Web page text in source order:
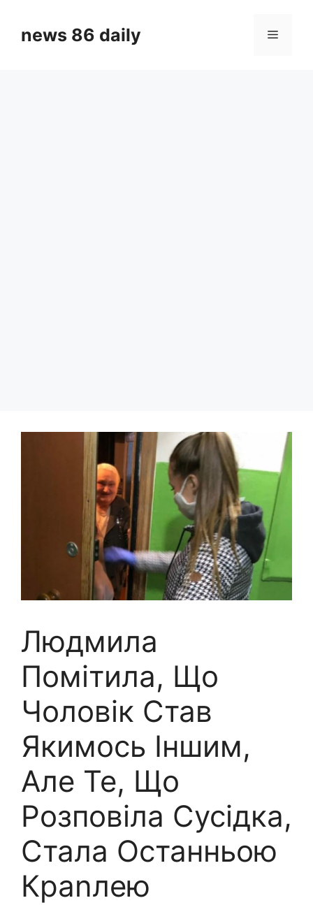
contentnews 86 daily Menu
Людмила
Помітила, Що
Чоловік Став
Якимось Іншим,
Але Те, Що
Розповіла Сусідка,
Стала Останньою
Краnлею